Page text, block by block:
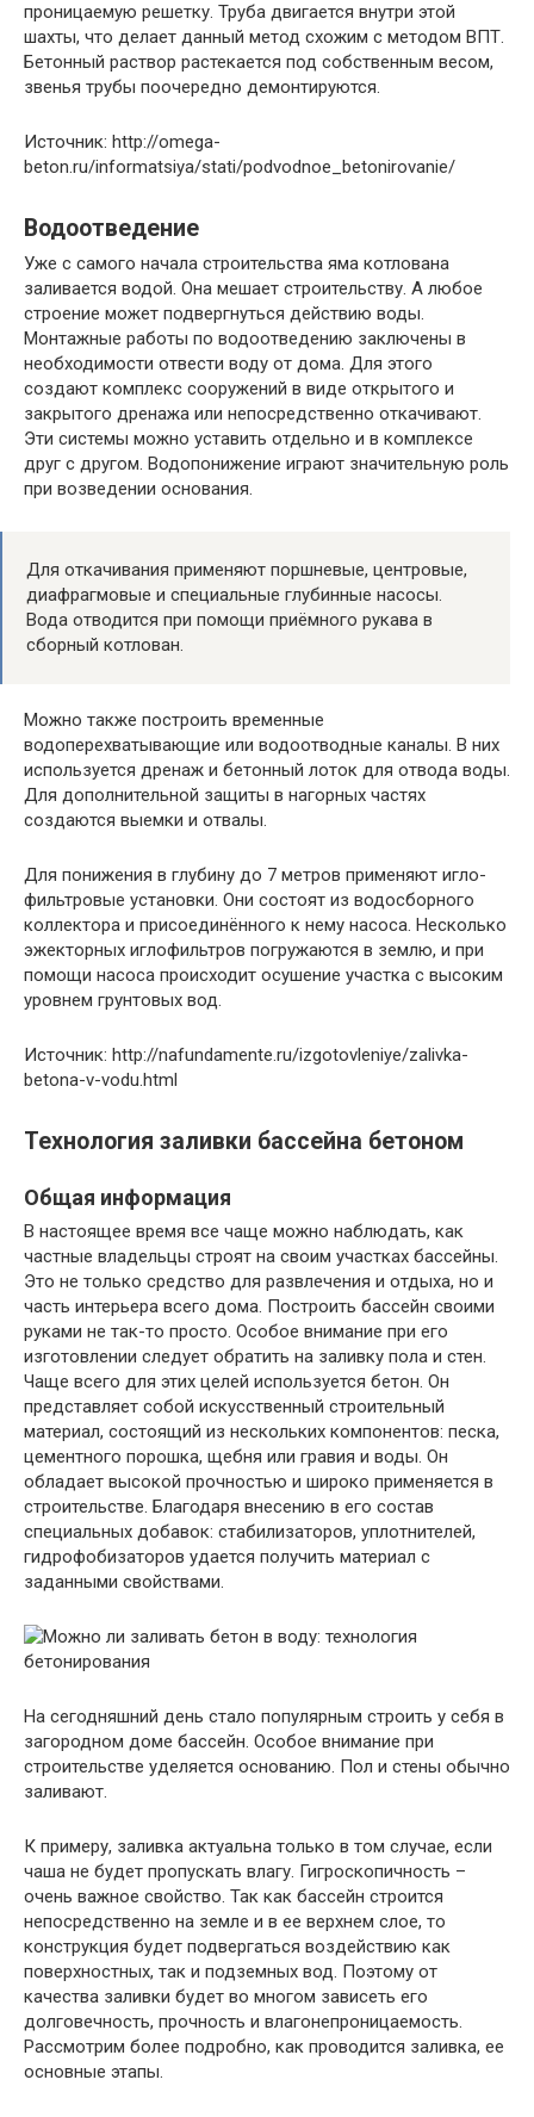
проницаемую решетку. Труба двигается внутри этой
шахты, что делает данный метод схожим с методом ВПТ.
Бетонный раствор растекается под собственным весом,
звенья трубы поочередно демонтируются.
Источник: http://omega-
beton.ru/informatsiya/stati/podvodnoe_betonirovanie/
Водоотведение
Уже с самого начала строительства яма котлована
заливается водой. Она мешает строительству. А любое
строение может подвергнуться действию воды.
Монтажные работы по водоотведению заключены в
необходимости отвести воду от дома. Для этого
создают комплекс сооружений в виде открытого и
закрытого дренажа или непосредственно откачивают.
Эти системы можно уставить отдельно и в комплексе
друг с другом. Водопонижение играют значительную роль
при возведении основания.
Для откачивания применяют поршневые, центровые,
диафрагмовые и специальные глубинные насосы.
Вода отводится при помощи приёмного рукава в
сборный котлован.
Можно также построить временные
водоперехватывающие или водоотводные каналы. В них
используется дренаж и бетонный лоток для отвода воды.
Для дополнительной защиты в нагорных частях
создаются выемки и отвалы.
Для понижения в глубину до 7 метров применяют игло-
фильтровые установки. Они состоят из водосборного
коллектора и присоединённого к нему насоса. Несколько
эжекторных иглофильтров погружаются в землю, и при
помощи насоса происходит осушение участка с высоким
уровнем грунтовых вод.
Источник: http://nafundamente.ru/izgotovleniye/zalivka-
betona-v-vodu.html
Технология заливки бассейна бетоном
Общая информация
В настоящее время все чаще можно наблюдать, как
частные владельцы строят на своим участках бассейны.
Это не только средство для развлечения и отдыха, но и
часть интерьера всего дома. Построить бассейн своими
руками не так-то просто. Особое внимание при его
изготовлении следует обратить на заливку пола и стен.
Чаще всего для этих целей используется бетон. Он
представляет собой искусственный строительный
материал, состоящий из нескольких компонентов: песка,
цементного порошка, щебня или гравия и воды. Он
обладает высокой прочностью и широко применяется в
строительстве. Благодаря внесению в его состав
специальных добавок: стабилизаторов, уплотнителей,
гидрофобизаторов удается получить материал с
заданными свойствами.
На сегодняшний день стало популярным строить у себя в
загородном доме бассейн. Особое внимание при
строительстве уделяется основанию. Пол и стены обычно
заливают.
К примеру, заливка актуальна только в том случае, если
чаша не будет пропускать влагу. Гигроскопичность –
очень важное свойство. Так как бассейн строится
непосредственно на земле и в ее верхнем слое, то
конструкция будет подвергаться воздействию как
поверхностных, так и подземных вод. Поэтому от
качества заливки будет во многом зависеть его
долговечность, прочность и влагонепроницаемость.
Рассмотрим более подробно, как проводится заливка, ее
основные этапы.